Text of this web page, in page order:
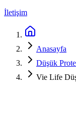
İletişim
Anasayfa
Düşük
Vie Life